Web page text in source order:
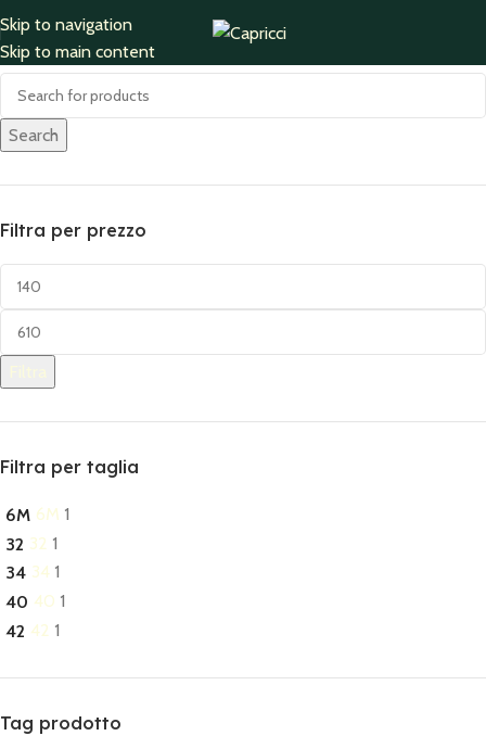
Skip to navigation
Skip to main content
Accessories
782 products
Cerca
Search
Filtra per prezzo
Filtra per taglia
6M 6M 1
32 32 1
34 34 1
40 40 1
42 42 1
Tag prodotto